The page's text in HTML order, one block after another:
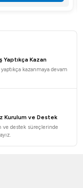
Yaptıkça Kazan
yaptıkça kazanmaya devam
Kurulum ve Destek
ve destek süreçlerinde